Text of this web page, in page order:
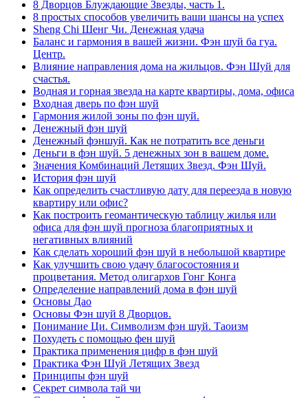
8 Дворцов Блуждающие Звезды, часть 1.
8 простых способов увеличить ваши шансы на успех
Sheng Chi Шенг Чи. Денежная удача
Баланс и гармония в вашей жизни. Фэн шуй ба гуа.
Центр.
Влияние направления дома на жильцов. Фэн Шуй для
счастья.
Водная и горная звезда на карте квартиры, дома, офиса
Входная дверь по фэн шуй
Гармония жилой зоны по фэн шуй.
Денежный фэн шуй
Денежный фэншуй. Как не потратить все деньги
Деньги в фэн шуй. 5 денежных зон в вашем доме.
Значения Комбинаций Летящих Звезд. Фэн Шуй.
История фэн шуй
Как определить счастливую дату для переезда в новую
квартиру или офис?
Как построить геомантическую таблицу жилья или
офиса для фэн шуй прогноза благоприятных и
негативных влияний
Как сделать хороший фэн шуй в небольшой квартире
Как улучшить свою удачу благосостояния и
процветания. Метод олигархов Гонг Конга
Определение направлений дома в фэн шуй
Основы Дао
Основы Фэн шуй 8 Дворцов.
Понимание Ци. Символизм фэн шуй. Таоизм
Похудеть с помощью фен шуй
Практика применения цифр в фэн шуй
Практика Фэн Шуй Летящих Звезд
Принципы фэн шуй
Секрет символа тай чи